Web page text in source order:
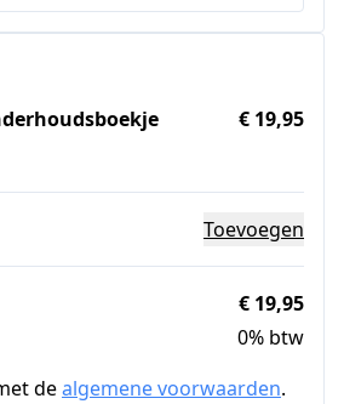
€ 19,95
Toevoegen
€ 19,95
0% btw
dealgemene voorwaarden.